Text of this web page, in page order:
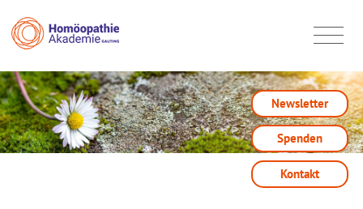
Newsletter
Spenden
Kontakt